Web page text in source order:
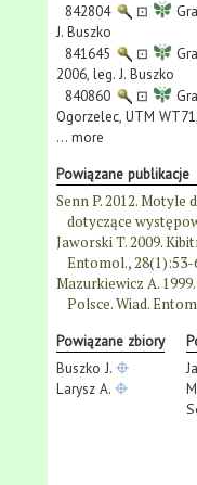
842804
⊡
J. Buszko
841645
⊡
2006, leg. J. Buszko
840860
⊡
Ogorzelec, UTM
... more
Powiązane publikacje
Senn P. 2012.
dotyczące
Jaworski T. 2009.
Entomol., 28(1):53-
Mazurkiewicz A.
Polsce. Wiad.
Powiązane zbiory
Buszko J.
Larysz A.